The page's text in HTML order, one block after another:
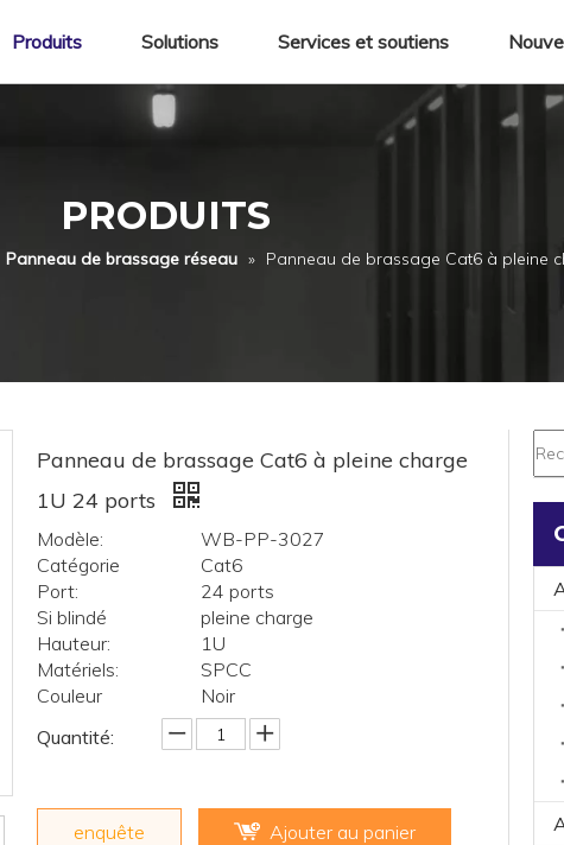
Produits Solutions Services et soutiens
PRODUITS
Panneau de brassage réseau » Panneau de brassage Cat6 à pleine
Panneau de brassage Cat6 à pleine charge
1U 24 ports
Modèle:
WB-PP-3027
Catégorie
Cat6
Port:
24 ports
Si blindé
pleine charge
Hauteur:
1U
Matériels:
SPCC
Couleur
Noir
Quantité:
enquête Ajouter au panier